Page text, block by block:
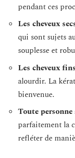
pendant ces
Les cheveux
qui sont sujets
souplesse et
Les cheveux
alourdir. La
bienvenue.
Toute
parfaitement la
refléter de